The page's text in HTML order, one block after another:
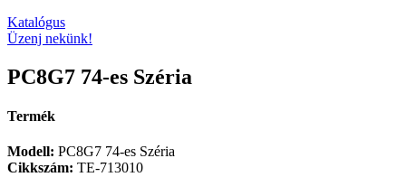
Katalógus
Üzenj nekünk!
PC8G7 74-es Széria
Termék
Modell: PC8G7 74-es Széria
Cikkszám: TE-713010